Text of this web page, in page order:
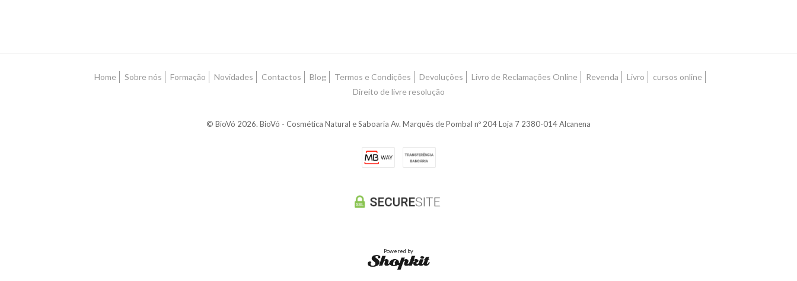
Home Sobre nós Formação Novidades Contactos Blog Termos e Condições Devoluções Livro de Reclamações Online Revenda Livro
cursos online
Direito de livre resolução
© BioVó 2026. BioVó - Cosmética Natural e Saboaria Av. Marquês de Pombal nº 204 Loja 7 2380-014 Alcanena
Powered by